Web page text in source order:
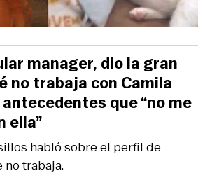
habló sobre el perfil de
no trabaja.
manager, dio la gran
no trabaja con Camila
que “no me
ella”